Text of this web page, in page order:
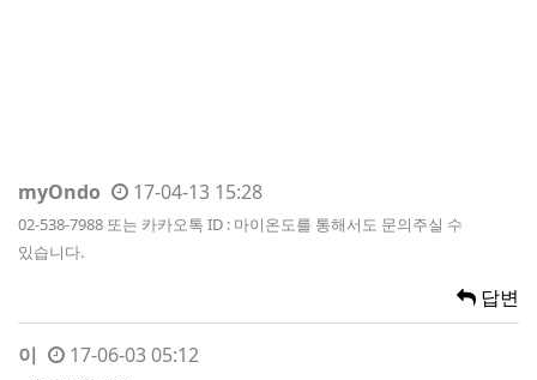
myOndo 17-04-13 15:28
02-538-7988 또는 카카오톡 ID : 마이온도를 통해서도 문의주실 수
있습니다.
답변
이 17-06-03 05:12